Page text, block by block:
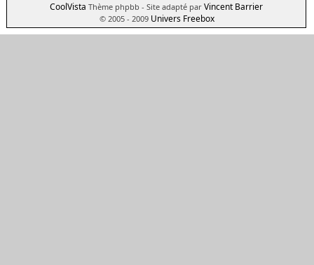
CoolVista Thème phpbb - Site adapté par Vincent Barrier
© 2005 - 2009 Univers Freebox